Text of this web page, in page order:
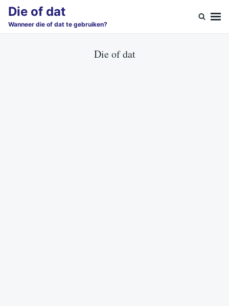
SkipSearch
for:
Die of dat
Wanneer die of dat te gebruiken?
Die of dat